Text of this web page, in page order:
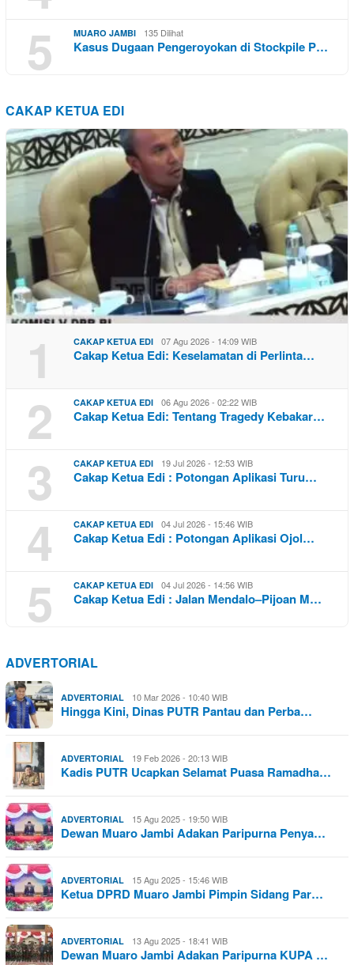
5
MUARO JAMBI 135 Dilihat
Kasus Dugaan Pengeroyokan di Stockpile P…
CAKAP KETUA EDI
1 CAKAP KETUA EDI 07 Agu 2026 - 14:09 WIB
Cakap Ketua Edi: Keselamatan di Perlinta…
2 CAKAP KETUA EDI 06 Agu 2026 - 02:22 WIB
Cakap Ketua Edi: Tentang Tragedy Kebakar…
3 CAKAP KETUA EDI 19 Jul 2026 - 12:53 WIB
Cakap Ketua Edi : Potongan Aplikasi Turu…
4 CAKAP KETUA EDI 04 Jul 2026 - 15:46 WIB
Cakap Ketua Edi : Potongan Aplikasi Ojol…
5 CAKAP KETUA EDI 04 Jul 2026 - 14:56 WIB
Cakap Ketua Edi : Jalan Mendalo–Pijoan M…
ADVERTORIAL
ADVERTORIAL 10 Mar 2026 - 10:40 WIB
Hingga Kini, Dinas PUTR Pantau dan Perba…
ADVERTORIAL 19 Feb 2026 - 20:13 WIB
Kadis PUTR Ucapkan Selamat Puasa Ramadha…
ADVERTORIAL 15 Agu 2025 - 19:50 WIB
Dewan Muaro Jambi Adakan Paripurna Penya…
ADVERTORIAL 15 Agu 2025 - 15:46 WIB
Ketua DPRD Muaro Jambi Pimpin Sidang Par…
ADVERTORIAL 13 Agu 2025 - 18:41 WIB
Dewan Muaro Jambi Adakan Paripurna KUPA …